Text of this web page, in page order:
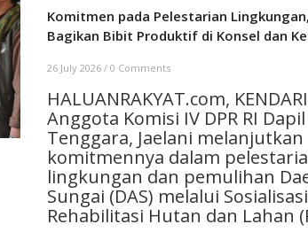
Komitmen pada Pelestarian
Bagikan Bibit Produktif di Konsel dan
26 July 2026 / 0 Comments
HALUANRAKYAT.com,
Anggota Komisi IV DPR RI
Tenggara, Jaelani melanjutkan
komitmennya dalam
lingkungan dan pemulihan
Sungai (DAS) melalui Sosialisasi
Rehabilitasi Hutan dan Lahan